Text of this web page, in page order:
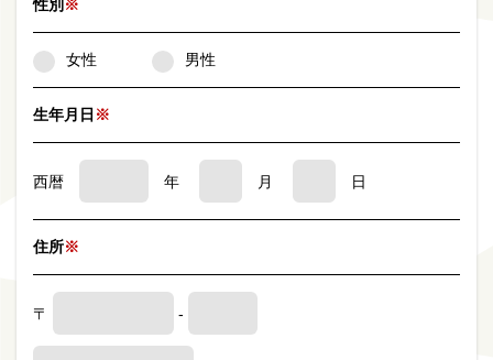
性別 ※
女性 男性
生年月日 ※
西暦 年 月 日
住所※
〒 -